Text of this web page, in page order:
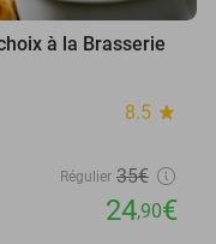
à la Brasserie
8.5 star
Régulier 35€
24,90€